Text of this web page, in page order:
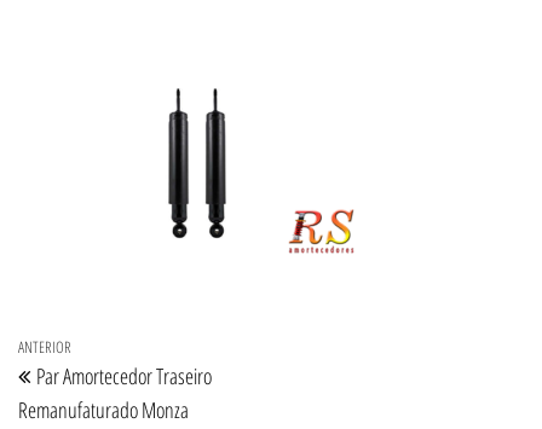
Navegação de Post
Post anterior
ANTERIOR
Par Amortecedor Traseiro
Remanufaturado Monza